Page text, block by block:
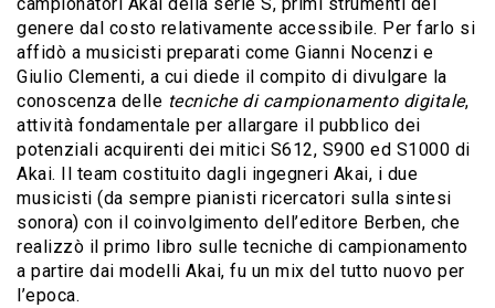
campionatori Akai della serie S, primi strumenti del
genere dal costo relativamente accessibile. Per farlo si
affidò a musicisti preparati come Gianni Nocenzi e
Giulio Clementi, a cui diede il compito di divulgare la
conoscenza delle tecniche di campionamento digitale,
attività fondamentale per allargare il pubblico dei
potenziali acquirenti dei mitici S612, S900 ed S1000 di
Akai. Il team costituito dagli ingegneri Akai, i due
musicisti (da sempre pianisti ricercatori sulla sintesi
sonora) con il coinvolgimento dell’editore Berben, che
realizzò il primo libro sulle tecniche di campionamento
a partire dai modelli Akai, fu un mix del tutto nuovo per
l’epoca.